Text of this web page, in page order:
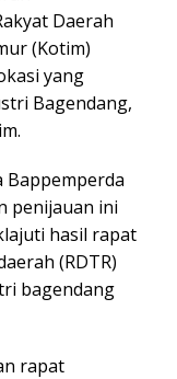
Daerah
(Kotim)
yang
Bagendang,
Bappemperda
penijauan ini
hasil rapat
(RDTR)
bagendang
rapat